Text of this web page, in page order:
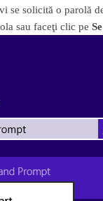
se solicită o parolă
sau faceţi clic pe